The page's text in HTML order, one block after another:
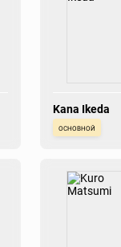
Kana Ikeda
основной